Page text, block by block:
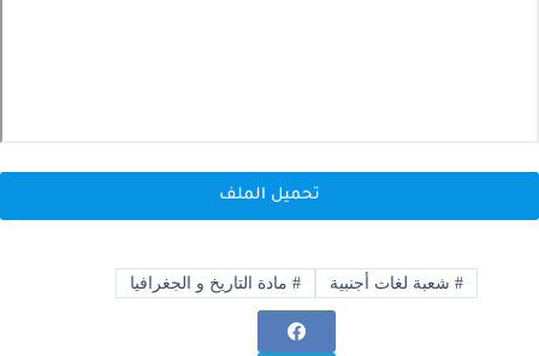
تحميل الملف
# شعبة لغات أجنبية #مادة التاريخ و الجغرافيا